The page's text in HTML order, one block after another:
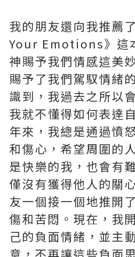
我的朋友還向我推薦
Your Emotions》這
神賜予我們情感這美
賜予了我們駕馭情緒
識到，我過去之所以
我就不懂得如何表達
年來，我總是通過憤
和傷心，希望周圍的
是快樂的我，也會有
僅沒有獲得他人的關
友一個接一個地推開
傷和苦悶。現在，我
己的負面情緒，並主
意，不再讓這些負面